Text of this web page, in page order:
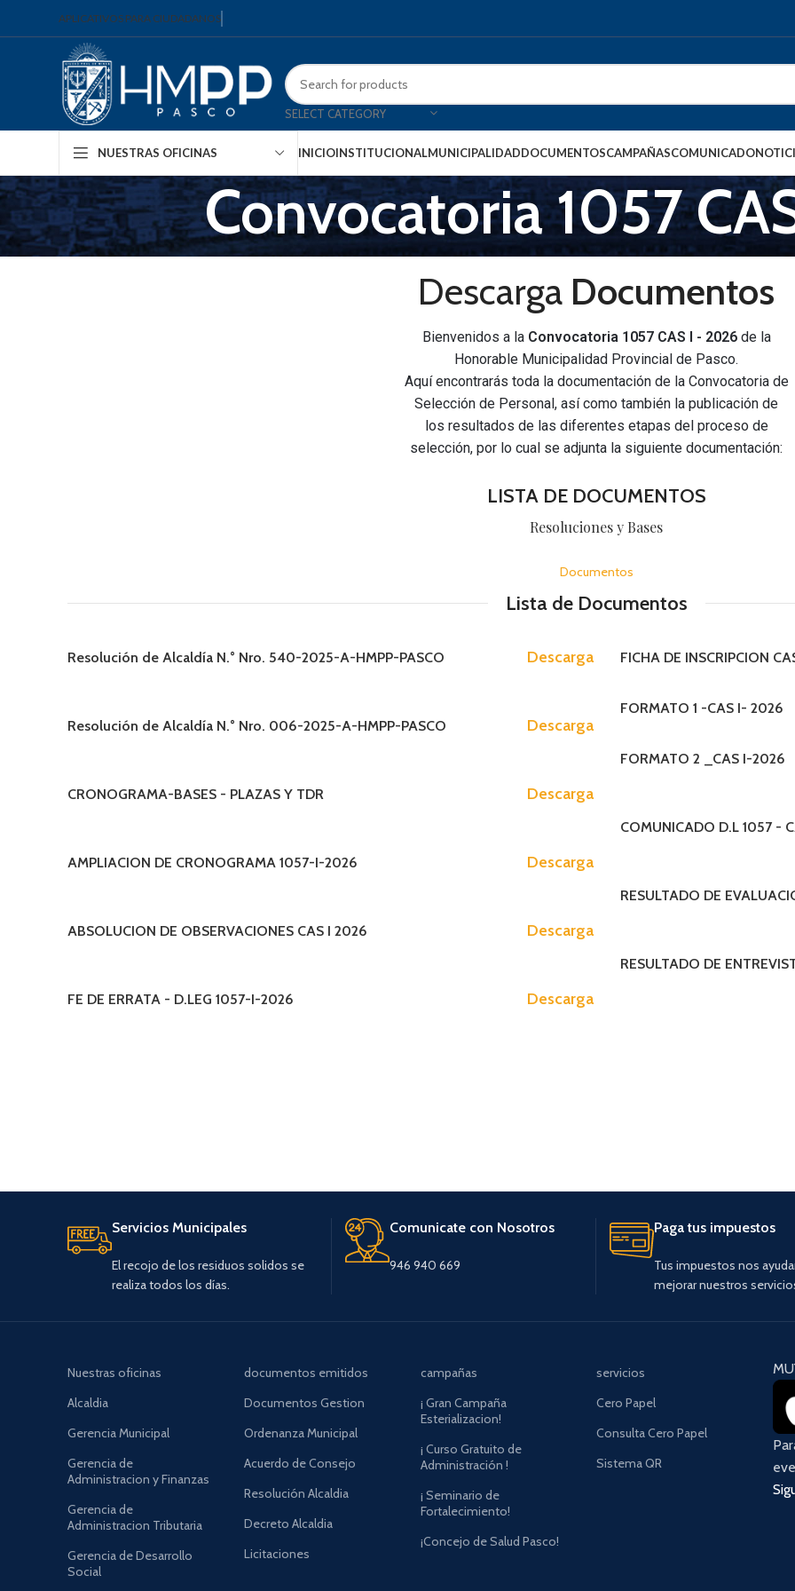
APLICATIVOS PARA CIUDADANOS
SELECT CATEGORY
NUESTRAS OFICINAS INICIOINSTITUCIONALMUNICIPALIDADDOCUMENTOS
INTRUMENTOS DE GESTION
Organigrama
CAMPAÑASCOMUNICADO
INTRUMENTOS
Convocatoria 1057
Descarga Documentos
Bienvenidos a la Convocatoria 1057 CAS I - 2026de la
Honorable Municipalidad Provincial de Pasco.
Aquí encontrarás toda la documentación de la Convocatoria de
Selección de Personal, así como también la publicación de
los resultados de las diferentes etapas del proceso de
selección, por lo cual se adjunta la siguiente documentación:
LISTA DE DOCUMENTOS
Resoluciones y Bases
Documentos
Lista de Documentos
Resolución de Alcaldía N.° Nro. 540-2025-A-HMPP-PASCO Descarga
Resolución de Alcaldía N.° Nro. 006-2025-A-HMPP-PASCO Descarga
CRONOGRAMA-BASES - PLAZAS Y TDR Descarga
AMPLIACION DE CRONOGRAMA 1057-I-2026 Descarga
ABSOLUCION DE OBSERVACIONES CAS I 2026 Descarga
FE DE ERRATA - D.LEG 1057-I-2026 Descarga
FICHA DE INSCRIPCION
FORMATO 1 -CAS I- 2026
FORMATO 2 _CAS I-2026
COMUNICADO D.L 1057 -
RESULTADO DE
RESULTADO DE
Servicios Municipales
El recojo de los residuos solidos se
realiza todos los días.
Comunicate con Nosotros
946 940 669
Paga tus impuestos
Tus impuestos nos
mejorar nuestros
Nuestras oficinas
Alcaldia
Gerencia Municipal
Gerencia de
Administracion y Finanzas
Gerencia de
Administracion Tributaria
Gerencia de Desarrollo
Social
documentos emitidos
Documentos Gestion
Ordenanza Municipal
Acuerdo de Consejo
Resolución Alcaldia
Decreto Alcaldia
Licitaciones
campañas
¡ Gran Campaña
Esterializacion!
¡ Curso Gratuito de
Administración !
¡ Seminario de
Fortalecimiento!
¡Concejo de Salud Pasco!
servicios
Cero Papel
Consulta Cero Papel
Sistema QR